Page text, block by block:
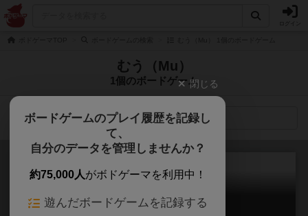
むう（Mu）
1個のボードゲーム
検索メニュー
へうげもの
閉じる
ボードゲームのプレイ履歴を記録し
て、
自分のデータを管理しませんか？
約75,000人がボドゲーマを利用中！
遊んだボードゲームを記録する